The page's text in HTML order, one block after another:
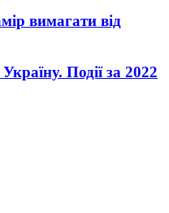
вимагати від
Події за 2022